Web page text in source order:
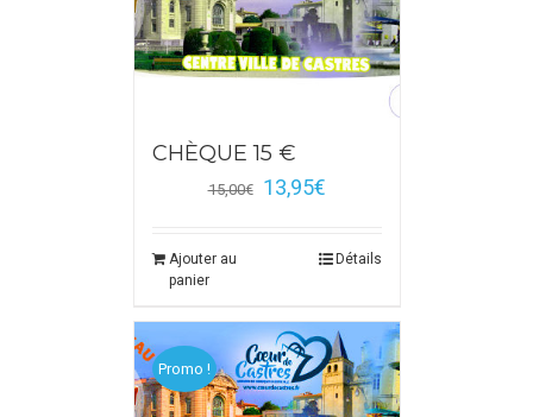
CHÈQUE 15 €
15,00€ 13,95€
Ajouter au
panier
Détails
Promo !